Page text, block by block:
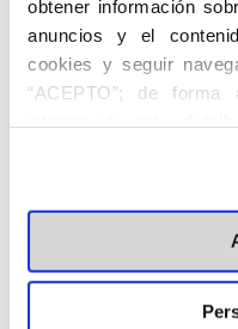
obtener información
anuncios y el
cookies y seguir
“ACEPTO”; de forma
en el botón
visitar nuestra Política
Base de datos a
español.
Incluye modelos de
colectivos, noticias
y legislación.